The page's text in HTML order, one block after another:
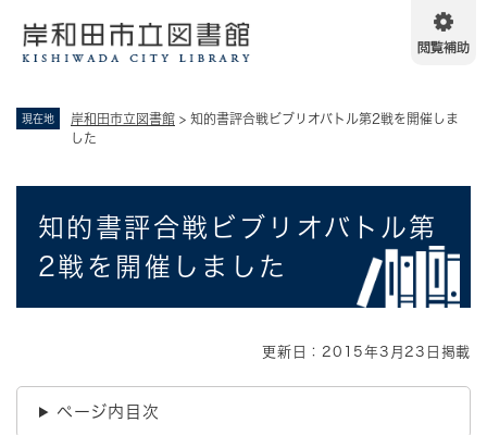
現在地 岸和田市立図書館 > 知的書評合戦ビブリオバトル第2戦を開催しま
した
知的書評合戦ビブリオバトル第
2戦を開催しました
更新日：2015年3月23日掲載
ページ内目次